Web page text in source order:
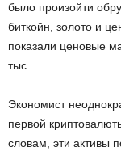
было произойти
биткойн, золото и
показали ценовые
тыс.
Экономист
первой
словам, эти активы